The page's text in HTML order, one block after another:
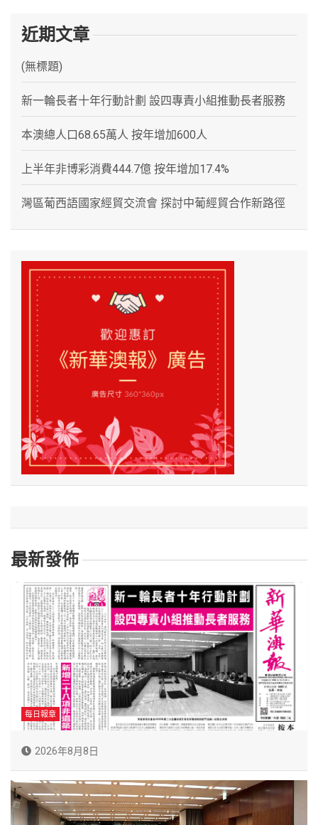
近期文章
(無標題)
新一輪長者十年行動計劃 設四專責小組推動長者服務
本澳總人口68.65萬人 按年增加600人
上半年非博彩消費444.7億 按年增加17.4%
灣區葡西語國家經貿交流會 探討中葡經貿合作新路徑
最新發佈
每日報章
2026年8月8日